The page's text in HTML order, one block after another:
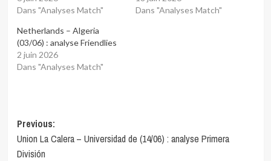
Dans "Analyses Match"
Dans "Analyses Match"
Netherlands – Algeria
(03/06) : analyse Friendlies
2 juin 2026
Dans "Analyses Match"
Post
navigation
Previous:
Union La Calera – Universidad de (14/06) : analyse Primera
División